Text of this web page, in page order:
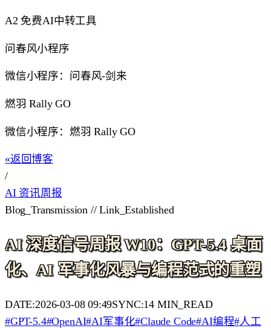
A2 免费AI中转工具
问春风小程序
微信小程序：问春风-剑来
燃羽 Rally GO
微信小程序：燃羽 Rally GO
«返回博客
/
AI 资讯周报
Blog_Transmission // Link_Established
AI 深度信号周报 W10：GPT-5.4 桌面
化、AI 军事化风暴与编程范式的重塑
DATE:2026-03-08 09:49SYNC:14 MIN_READ
#GPT-5.4#OpenAI#AI军事化#Claude Code#AI编程#人工